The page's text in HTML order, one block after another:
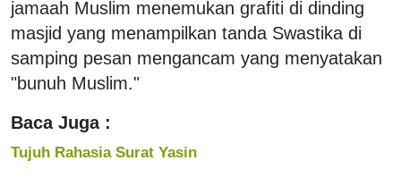
jamaah Muslim menemukan grafiti di dinding
masjid yang menampilkan tanda Swastika di
samping pesan mengancam yang menyatakan
"bunuh Muslim."
Baca Juga :
Tujuh Rahasia Surat Yasin